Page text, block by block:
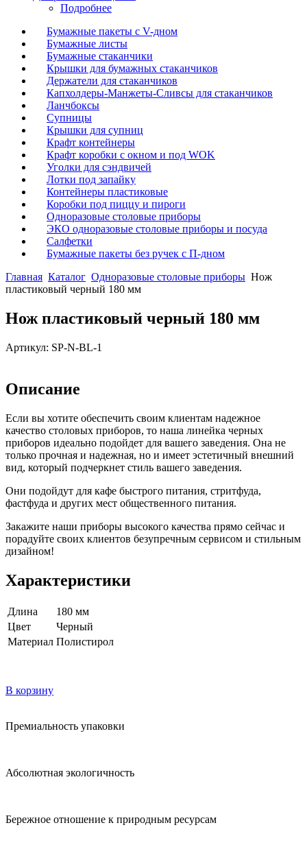
Подробнее
Бумажные пакеты с V-дном
Бумажные листы
Бумажные стаканчики
Крышки для бумажных стаканчиков
Держатели для стаканчиков
Капхолдеры-Манжеты-Сливсы для стаканчиков
Ланчбоксы
Супницы
Крышки для супниц
Крафт контейнеры
Крафт коробки с окном и под WOK
Уголки для сэндвичей
Лотки под запайку
Контейнеры пластиковые
Коробки под пиццу и пироги
Одноразовые столовые приборы
ЭКО одноразовые столовые приборы и посуда
Салфетки
Бумажные пакеты без ручек с П-дном
Главная Каталог Одноразовые столовые приборы Нож
пластиковый черный 180 мм
Нож пластиковый черный 180 мм
Артикул: SP-N-BL-1
Описание
Если вы хотите обеспечить своим клиентам надежное
качество столовых приборов, то наша линейка черных
приборов идеально подойдет для вашего заведения. Она не
только прочная и надежная, но и имеет эстетичный внешний
вид, который подчеркнет стиль вашего заведения.
Они подойдут для кафе быстрого питания, стритфуда,
фастфуда и других мест общественного питания.
Закажите наши приборы высокого качества прямо сейчас и
порадуйте своих клиентов безупречным сервисом и стильным
дизайном!
Характеристики
Длина
180 мм
Цвет
Черный
Материал Полистирол
В корзину
Премиальность упаковки
Абсолютная экологичность
Бережное отношение к природным ресурсам